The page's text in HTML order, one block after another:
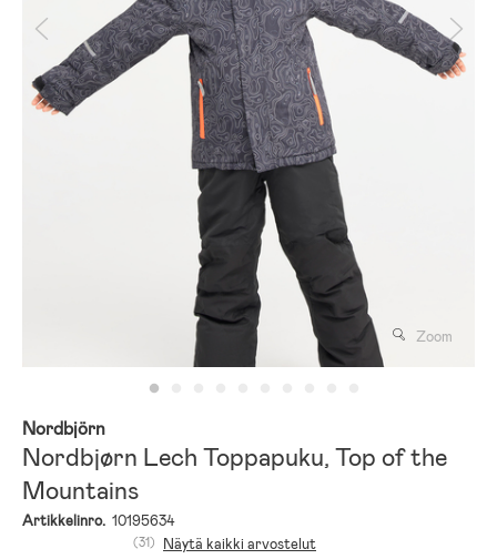
Zoom
Nordbjörn
Nordbjørn Lech Toppapuku, Top of the
Mountains
Artikkelinro. 10195634
(31) Näytä kaikki arvostelut